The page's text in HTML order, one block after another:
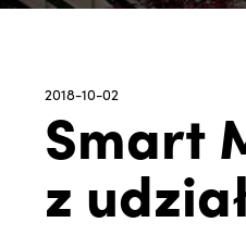
2018-10-02
Smart
z